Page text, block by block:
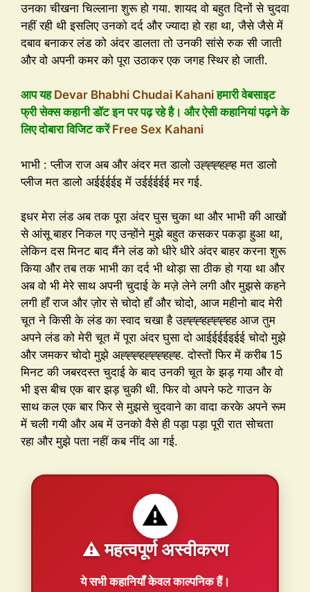
उनका चीखना चिल्लाना शुरू हो गया. शायद वो बहुत दिनों से चुदवा
नहीं रही थी इसलिए उनको दर्द और ज्यादा हो रहा था, जैसे जैसे में
दबाव बनाकर लंड को अंदर डालता तो उनकी सांसे रुक सी जाती
और वो अपनी कमर को पूरा उठाकर एक जगह स्थिर हो जाती.
आप यहDevar Bhabhi Chudai Kahaniहमारी वेबसाइट
फ्री सेक्स कहानी डॉट इन पर पढ़ रहे है। और ऐसी कहानियां पढ़ने के
लिए दोबारा विजिट करेंFree Sex Kahani
भाभी : प्लीज राज अब और अंदर मत डालो उह्ह्ह्हह्ह मत डालो
प्लीज मत डालो अईईईईइ में उईईईईई मर गई.
इधर मेरा लंड अब तक पूरा अंदर घुस चुका था और भाभी की आखों
से आंसू बाहर निकल गए उन्होंने मुझे बहुत कसकर पकड़ा हुआ था,
लेकिन दस मिनट बाद मैंने लंड को धीरे धीरे अंदर बाहर करना शुरू
किया और तब तक भाभी का दर्द भी थोड़ा सा ठीक हो गया था और
अब वो भी मेरे साथ अपनी चुदाई के मज़े लेने लगी और मुझसे कहने
लगी हाँ राज और ज़ोर से चोदो हाँ और चोदो, आज महीनो बाद मेरी
चूत ने किसी के लंड का स्वाद चखा है उह्ह्ह्हह्ह्ह्हह आज तुम
अपने लंड को मेरी चूत में पूरा अंदर घुसा दो आईईईईइईई चोदो मुझे
और जमकर चोदो मुझे अह्ह्ह्हह्ह्ह्हह्ह. दोस्तों फिर में करीब 15
मिनट की जबरदस्त चुदाई के बाद उनकी चूत के झड़ गया और वो
भी इस बीच एक बार झड़ चुकी थी. फिर वो अपने फटे गाउन के
साथ कल एक बार फिर से मुझसे चुदवाने का वादा करके अपने रूम
में चली गयी और अब में उनको वैसे ही पड़ा पड़ा पूरी रात सोचता
रहा और मुझे पता नहीं कब नींद आ गई.
⚠️
⚠️ महत्वपूर्ण अस्वीकरण
ये सभी कहानियाँकेवल काल्पनिकहैं।